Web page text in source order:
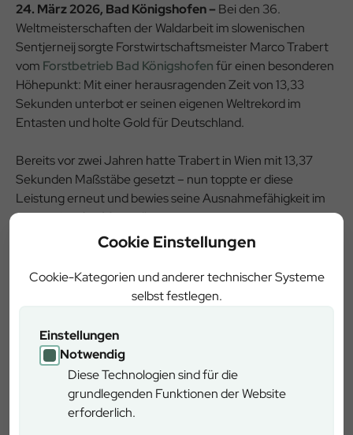
Cookie Einstellungen
Cookie-Kategorien und anderer technischer Systeme
selbst festlegen.
Einstellungen
Notwendig
Diese Technologien sind für die
grundlegenden Funktionen der Website
erforderlich.
24. März 2026, Bad Königshofen – Bei den 36.
Weltmeisterschaften der Waldarbeit im slowenischen
Sentjerneij sorgte Forstwirtschaftsmeister Marco Trabert
vom Forstbetrieb Bad Königshofenfür einen besonderen
Höhepunkt: Mit einer herausragenden Zeit von 13,33
Sekunden unterbot er seinen eigenen Weltrekord im
Entasten und holte Gold für Deutschland.
Bereits vor zwei Jahren hatte Trabert in Wien mit 13,37
Sekunden Maßstäbe gesetzt – nun toppte er diese
Leistung erneut und bewies seine Ausnahmefähigkeit im
internationalen Motorsägensport.
Die Weltmeisterschaften, die vom 12. bis 15. März
stattfanden, versammelten 112 Starterinnen und Starter
aus 24 Nationen. In fünf hochpräzisen Disziplinen –
Entasten und Baumfällung – zeigten die besten Forstprofis
der Welt beeindruckende Leistungen.
Auch das deutsche Team überzeugte mit zahlreichen